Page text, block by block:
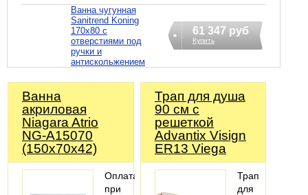
Ванна чугунная
Sanitrend Koning
170х80 с
отверстиями под
ручки и
антискольжением
61 347 руб
Купить
Ванна
акриловая
Niagara Atrio
NG-A15070
(150х70х42)
Оплата
при
Трап для душа
90 см с
решеткой
Advantix Visign
ER13 Viega
Трап
для